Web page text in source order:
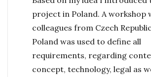
project in Poland. A workshop
colleagues from Czech
Poland was used to define all
requirements, regarding
concept, technology, legal as